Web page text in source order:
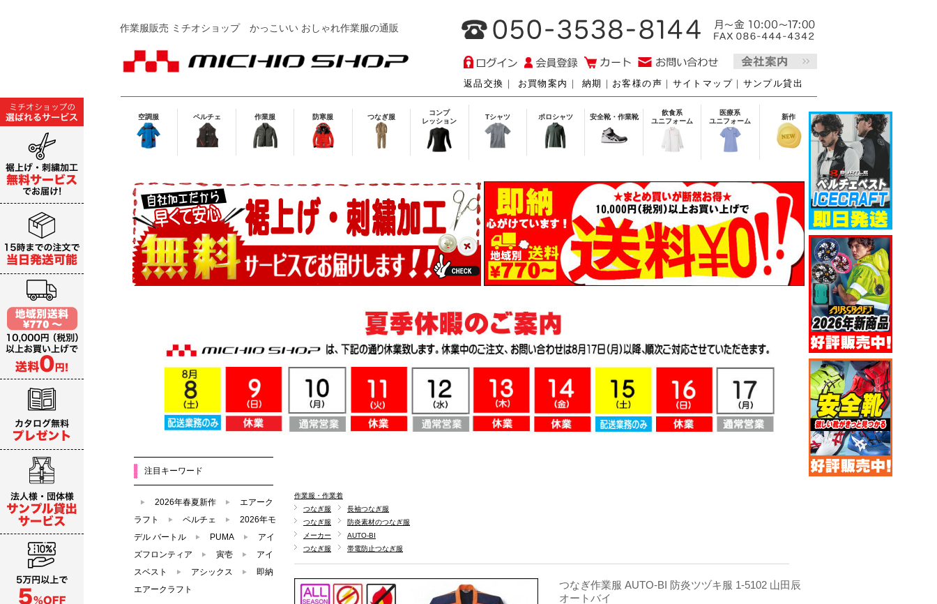
作業服販売 ミチオショップかっこいい おしゃれ作業服の通販
返品交換 ｜ お買物案内 ｜ 納期 ｜ お客様の声 ｜ サイトマップ ｜ サンプル貸出
空調服 ペルチェ 作業服 防寒服 つなぎ服
コンプ
レッション
Tシャツ ポロシャツ 安全靴・作業靴
飲食系
ユニフォーム
医療系
ユニフォーム
新作
作業服・作業着
つなぎ服
長袖つなぎ服
つなぎ服
防炎素材のつなぎ服
メーカー
AUTO-BI
つなぎ服
帯電防止つなぎ服
つなぎ作業服 AUTO-BI 防炎ツヅキ服 1-5102 山田辰
オートバイ
注目キーワード
2026年春夏新作
エアーク
ラフト
ペルチェ
2026年モ
デル バートル
PUMA
アイ
ズフロンティア
寅壱
アイ
スベスト
アシックス
即納
エアークラフト